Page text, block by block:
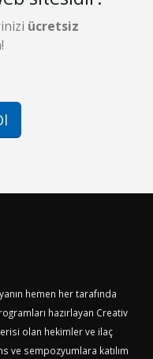
ücretsiz
hemen her tarafında
hazırlayan Creativ
olan hekimler ve ilaç
ve sempozyumlara katılım